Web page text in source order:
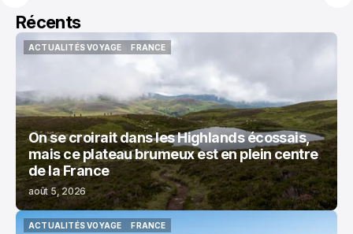
Récents
ACTUALITÉS VOYAGE
FRANCE
On se croirait dans les Highlands écossais,
mais ce plateau brumeux est en plein centre
de la France
août 5, 2026
ACTUALITÉS VOYAGE
FRANCE